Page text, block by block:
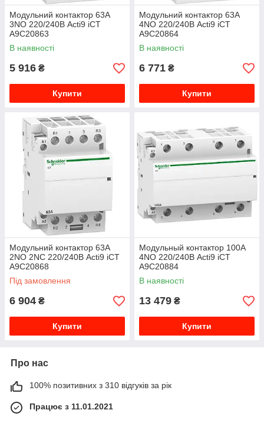
Модульний контактор 63A
3NO 220/240В Acti9 iCT
A9C20863
В наявності
5 916 ₴
Купити
Модульний контактор 63A
4NO 220/240В Acti9 iCT
A9C20864
В наявності
6 771 ₴
Купити
Модульний контактор 63A
2NO 2NC 220/240В Acti9 iCT
A9C20868
Під замовлення
6 904 ₴
Купити
Модульный контактор 100A
4NO 220/240В Acti9 iCT
A9C20884
В наявності
13 479 ₴
Купити
Про нас
100% позитивних з 310 відгуків за рік
Працює з 11.01.2021